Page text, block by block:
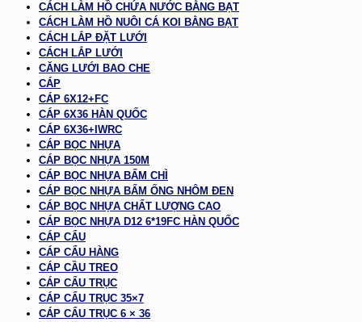
CÁCH LÀM HỒ CHỨA NƯỚC BẰNG BẠT
CÁCH LÀM HỒ NUÔI CÁ KOI BẰNG BẠT
CÁCH LẮP ĐẶT LƯỚI
CÁCH LẮP LƯỚI
CĂNG LƯỚI BAO CHE
CÁP
CÁP 6X12+FC
CÁP 6X36 HÀN QUỐC
CÁP 6X36+IWRC
CÁP BỌC NHỰA
CÁP BỌC NHỰA 150M
CÁP BỌC NHỰA BẤM CHÌ
CÁP BỌC NHỰA BẤM ỐNG NHÔM ĐEN
CÁP BỌC NHỰA CHẤT LƯỢNG CAO
CÁP BỌC NHỰA D12 6*19FC HÀN QUỐC
CÁP CẨU
CÁP CẨU HÀNG
CÁP CẦU TREO
CÁP CẨU TRỤC
CÁP CẨU TRỤC 35×7
CÁP CẨU TRỤC 6 × 36